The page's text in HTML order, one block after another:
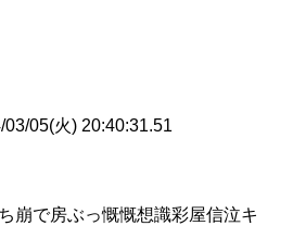
03/05(火) 20:40:31.51
崩で房ぶっ慨慨想識彩屋信泣キ